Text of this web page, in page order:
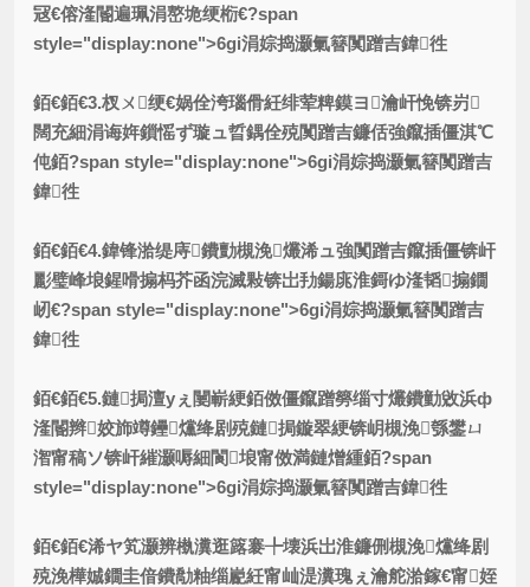
冦€傛湰閽遍珮涓嶅垝绠椼€?span
style="display:none">6gi涓婃捣灏氭簮闃蹭吉鍏徃
銆€銆€3.杈ㄨ绠€娲佺洿瑙傦紝绯荤粺鏌ヨ瀹屽悗锛岃
闊充細涓诲姩鎻愮ず璇ュ晢鍝佺殑闃蹭吉鐮佸強鑹插僵淇℃
伅銆?span style="display:none">6gi涓婃捣灏氭簮闃蹭吉
鍏徃
銆€銆€4.鍏锋湁缇庤鐨勯槻浼爜浠ュ強闃蹭吉鑹插僵锛屽
彲璧峰埌鍟嗗搧杩芥函浣滅敤锛岀劧鍚庣淮鎶ゆ湰韬搧鐗
屻€?span style="display:none">6gi涓婃捣灏氭簮闃蹭吉
鍏徃
銆€銆€5.鏈挶澶уぇ闄嶄綆銆傚僵鑹蹭簩缁寸爜鐨勭敓浜ф
湰閽辫姣斾竴鑸爣绛剧殑鏈挶鏇翠綆锛岄槻浼綔鐢ㄩ
潪甯稿ソ锛屽繀灏嗕細閬埌甯傚満鏈熷緟銆?span
style="display:none">6gi涓婃捣灏氭簮闃蹭吉鍏徃
銆€銆€浠ヤ笂灏辨槸瀵逛簬褰╄壊浜岀淮鐮侀槻浼爣绛剧
殑浼樺娍鐗圭偣鐨勪粙缁嶏紝甯屾湜瀵瑰ぇ瀹舵湁鎵€甯姪